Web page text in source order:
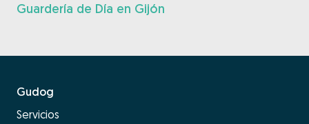
Guardería de Día en Gijón
Gudog
Servicios